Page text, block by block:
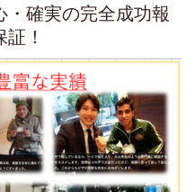
・確実の完全成功報
！